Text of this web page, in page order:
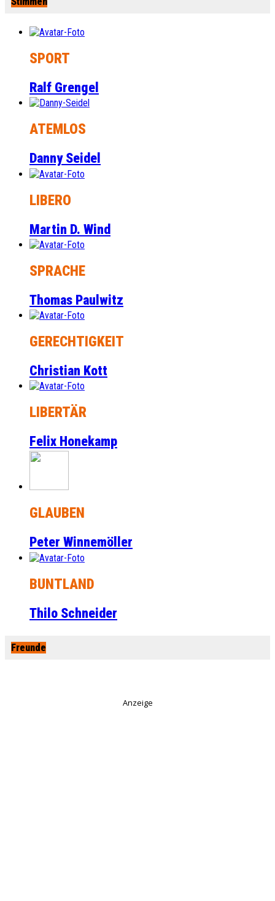
SPORT
Ralf Grengel
ATEMLOS
Danny Seidel
LIBERO
Martin D. Wind
SPRACHE
Thomas Paulwitz
GERECHTIGKEIT
Christian Kott
LIBERTÄR
Felix Honekamp
GLAUBEN
Peter Winnemöller
BUNTLAND
Thilo Schneider
Freunde
Anzeige